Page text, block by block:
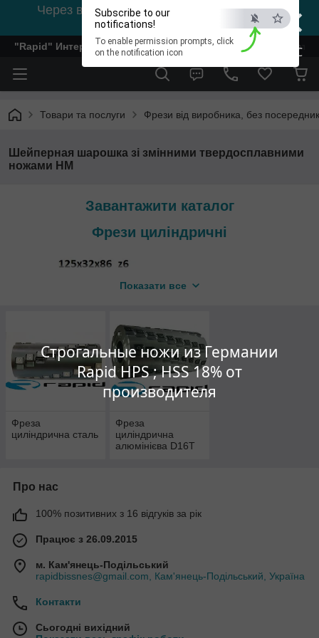
×
ESC
Строгальные ножи из Германии
Rapid HPS ; HSS 18% от
производителя
Subscribe to our
notifications!
To enable permission prompts, click
on the notification icon
Через відсутність світла, зв'язок на viber
0978002056
"Rapid" Интернет-магазин деревообрабатывающего
Товари та послуги Фрези від виробника, без
Шейперная шарошка зі змінними твердосплавними
ножами HM
Завантажити каталог
Фрези циліндричні
Показати все
Фреза
циліндрична сталь
Фреза
циліндрична
алюмінієва D16T
Про нас
100% позитивних з 16 відгуків за рік
Працює з 26.09.2015
м. Кам'янець-Подільський
rapidbissnes@gmail.com, Кам'янець-Подільський, Україна
Контакти
Сьогодні вихідний